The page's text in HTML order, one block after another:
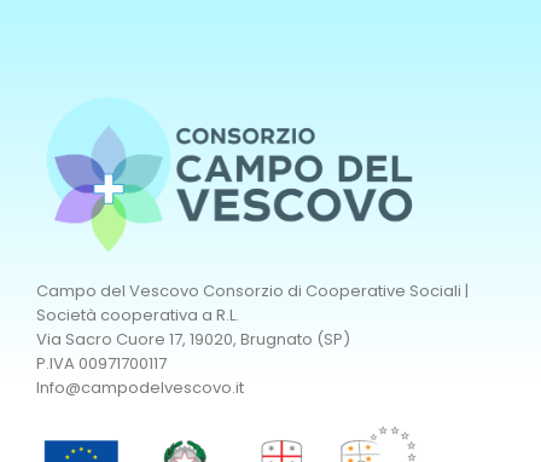
Campo del Vescovo Consorzio di Cooperative Sociali |
Società cooperativa a R.L.
Via Sacro Cuore 17, 19020, Brugnato (SP)
P.IVA 00971700117
Info@campodelvescovo.it